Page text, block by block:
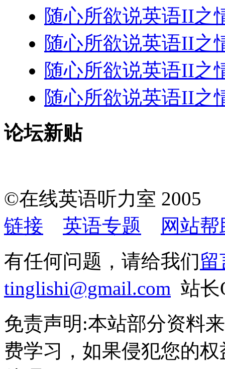
随心所欲说英语II之
随心所欲说英语II之
随心所欲说英语II之
随心所欲说英语II之
论坛新贴
©在线英语听力室
链接
英语专题
网站帮
有任何问题，请给我们留
tinglishi@gmail.com 站长
免责声明:本站部分资料
费学习，如果侵犯您的